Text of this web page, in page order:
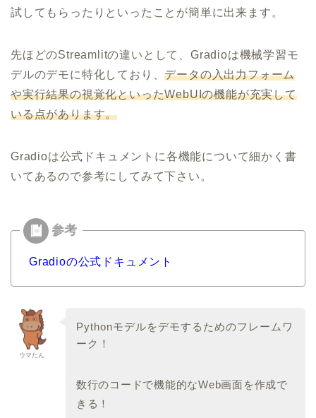
試してもらったりといったことが簡単に出来ます。
先ほどのStreamlitの違いとして、Gradioは機械学習モ
デルのデモに特化しており、データの入出力フォーム
や実行結果の視覚化といったWebUIの機能が充実して
いる点があります。
Gradioは公式ドキュメントに各機能について細かく書
いてあるので参考にしてみて下さい。
Gradioの公式ドキュメント
ウマたん
Pythonモデルをデモするためのフレームワ
ーク！
数行のコードで機能的なWeb画面を作成で
きる！